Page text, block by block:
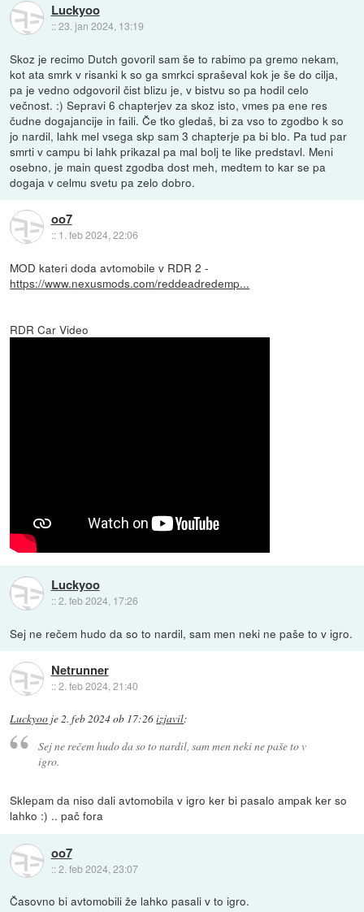
Luckyoo
::23. jan 2024, 13:19
Skoz je recimo Dutch govoril sam še to rabimo pa gremo nekam,
kot ata smrk v risanki k so ga smrkci spraševal kok je še do cilja,
pa je vedno odgovoril čist blizu je, v bistvu so pa hodil celo
večnost. :) Sepravi 6 chapterjev za skoz isto, vmes pa ene res
čudne dogajancije in faili. Če tko gledaš, bi za vso to zgodbo k so
jo nardil, lahk mel vsega skp sam 3 chapterje pa bi blo. Pa tud par
smrti v campu bi lahk prikazal pa mal bolj te like predstavl. Meni
osebno, je main quest zgodba dost meh, medtem to kar se pa
dogaja v celmu svetu pa zelo dobro.
oo7
:: 1. feb 2024, 22:06
MOD kateri doda avtomobile v RDR 2 -
https://www.nexusmods.com/reddeadredemp...
RDR Car Video
Luckyoo
::2. feb 2024, 17:26
Sej ne rečem hudo da so to nardil, sam men neki ne paše to v igro.
Netrunner
::2. feb 2024, 21:40
Luckyoo je2. feb 2024 ob 17:26izjavil:
Sej ne rečem hudo da so to nardil, sam men neki ne paše to v
igro.
Sklepam da niso dali avtomobila v igro ker bi pasalo ampak ker so
lahko :) .. pač fora
oo7
::2. feb 2024, 23:07
Časovno bi avtomobili že lahko pasali v to igro.